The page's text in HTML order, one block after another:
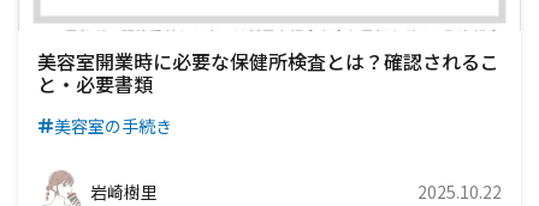
美容室開業時に必要な保健所検査とは？確認されるこ
と・必要書類
美容室の手続き
岩崎樹里 2025.10.22